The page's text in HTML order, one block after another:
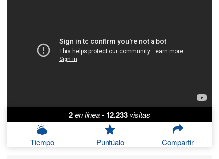
2en línea- 12.233 visitas
Tiempo Puntúalo Compartir